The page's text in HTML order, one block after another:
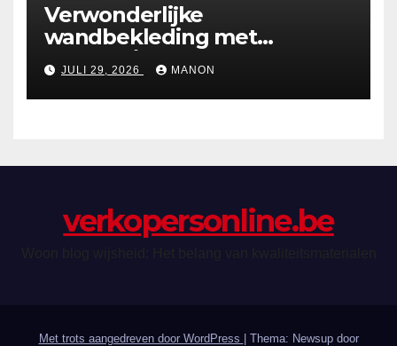
Verwonderlijke
wandbekleding met
holografische effecten
JULI 29, 2026 MANON
verkopersonline.be
Met trots aangedreven door WordPress Thema: Newsup door